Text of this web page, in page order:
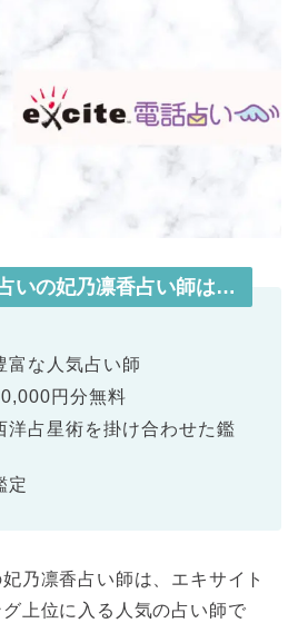
いの妃乃凛香占い師は…
富な人気占い師
円分無料
洋占星術を掛け合わせた鑑
定
乃凛香占い師は、エキサイト
上位に入る人気の占い師で